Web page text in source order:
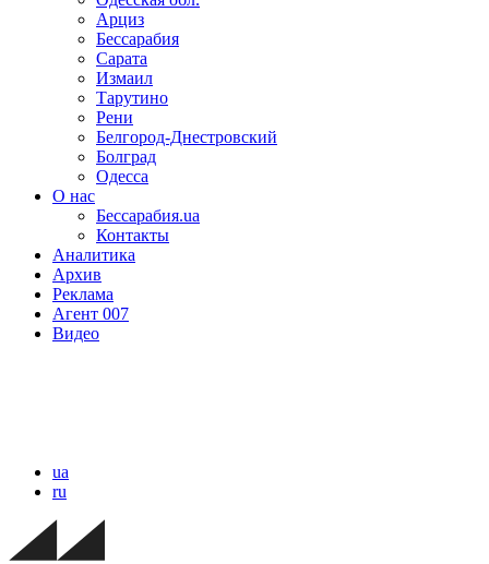
Арциз
Бессарабия
Сарата
Измаил
Тарутино
Рени
Белгород-Днестровский
Болград
Одесса
О нас
Бессарабия.ua
Контакты
Аналитика
Архив
Реклама
Агент 007
Видео
ua
ru